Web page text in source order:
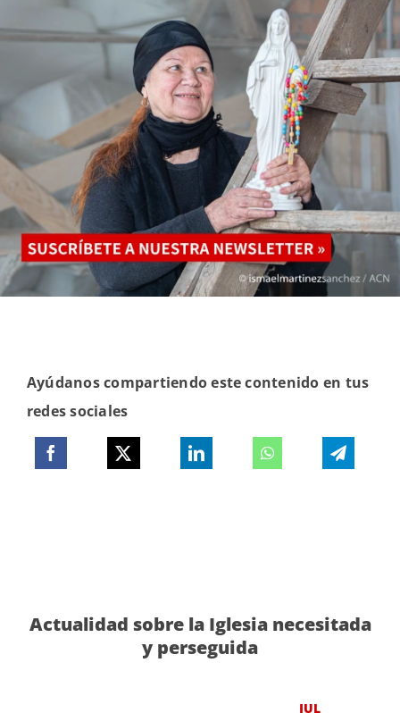
Ayúdanos compartiendo este contenido en tus
redes sociales
Actualidad sobre la Iglesia necesitada
y perseguida
JUL